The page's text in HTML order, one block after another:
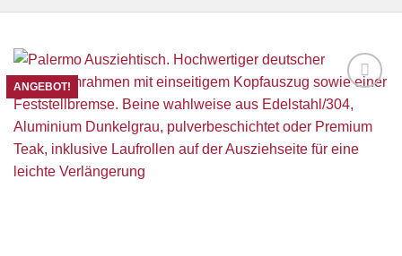
ANGEBOT!
Auf die
Wunschliste